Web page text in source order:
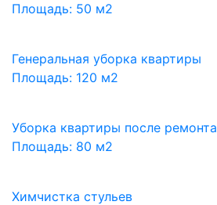
Площадь: 50 м2
Генеральная уборка квартиры
Площадь: 120 м2
Уборка квартиры после ремонта
Площадь: 80 м2
Химчистка стульев